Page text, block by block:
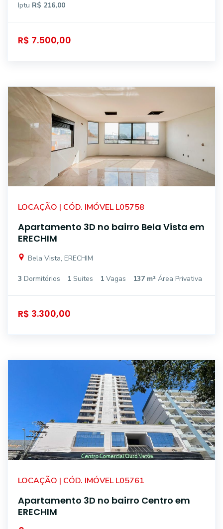
Iptu R$ 216,00
R$ 7.500,00
LOCAÇÃO | CÓD. IMÓVEL L05758
Apartamento 3D no bairro Bela Vista em
ERECHIM
Bela Vista, ERECHIM
3 Dormitórios 1 Suites 1 Vagas 137 m² Área Privativa
R$ 3.300,00
LOCAÇÃO | CÓD. IMÓVEL L05761
Apartamento 3D no bairro Centro em
ERECHIM